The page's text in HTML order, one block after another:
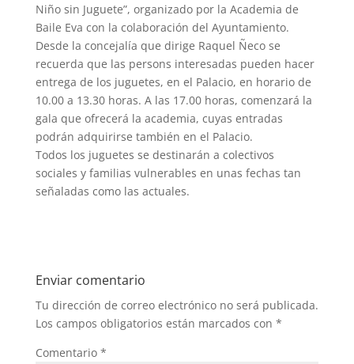
Niño sin Juguete”, organizado por la Academia de
Baile Eva con la colaboración del Ayuntamiento.
Desde la concejalía que dirige Raquel Ñeco se
recuerda que las persons interesadas pueden hacer
entrega de los juguetes, en el Palacio, en horario de
10.00 a 13.30 horas. A las 17.00 horas, comenzará la
gala que ofrecerá la academia, cuyas entradas
podrán adquirirse también en el Palacio.
Todos los juguetes se destinarán a colectivos
sociales y familias vulnerables en unas fechas tan
señaladas como las actuales.
Enviar comentario
Tu dirección de correo electrónico no será publicada.
Los campos obligatorios están marcados con *
Comentario *